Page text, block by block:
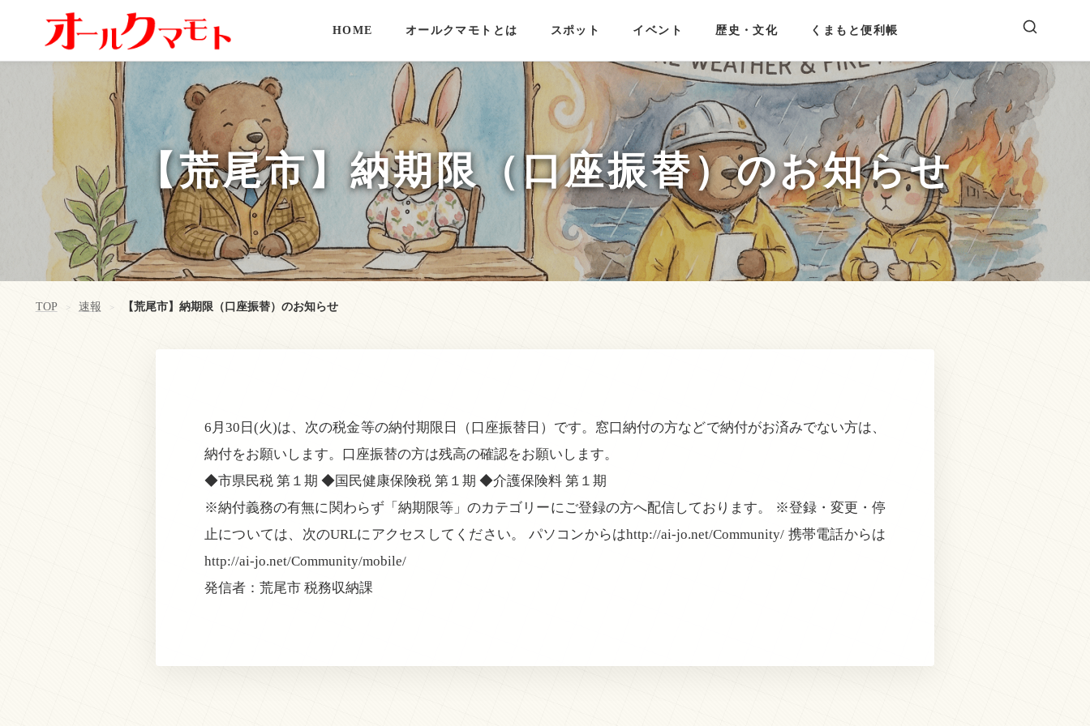
HOME オールクマモトとは スポット イベント 歴史・文化 くまもと便利帳
【荒尾市】納期限（口座振替）のお知らせ
TOP > 速報 > 【荒尾市】納期限（口座振替）のお知らせ
6月30日(火)は、次の税金等の納付期限日（口座振替日）です。窓口納付の方などで納付がお済みでない方は、
納付をお願いします。口座振替の方は残高の確認をお願いします。
◆市県民税 第１期 ◆国民健康保険税 第１期 ◆介護保険料 第１期
※納付義務の有無に関わらず「納期限等」のカテゴリーにご登録の方へ配信しております。 ※登録・変更・停
止については、次のURLにアクセスしてください。 パソコンからはhttp://ai-jo.net/Community/ 携帯電話からは
http://ai-jo.net/Community/mobile/
発信者：荒尾市 税務収納課